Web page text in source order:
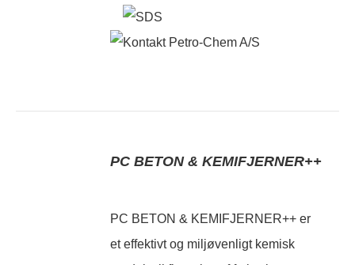
PC BETON & KEMIFJERNER++
PC BETON & KEMIFJERNER++ er
et effektivt og miljøvenligt kemisk